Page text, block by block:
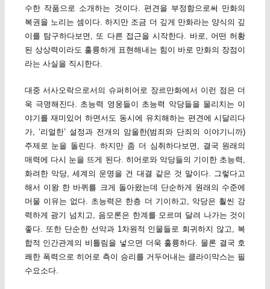
수한 작품으로 소개하는 것이다. 편견을 부정함으로써 만화의
복권을 노리는 셈이다. 하지만 조금 더 깊게 만화라는 양식의 깊
이를 탐구하다보면, 또 다른 접근을 시작한다. 바로, 어떤 허황
된 상상력이라도 훌륭하게 표현해내는 힘이 바로 만화의 장점이
라는 사실을 직시한다.
대중 서사오락으로서의 슈퍼히어로 장르만화에서 이런 점은 더
욱 극명해진다. 초능력 영웅들이 초능력 악당들을 물리치는 이
야기를 재미있어 하면서도 동시에 유치해하는 편견에 시달리다
가, ‘리얼한’ 설정과 전개의 암울한(범죄와 단죄의 이야기니까)
주제로 눈을 돌린다. 하지만 좀 더 심취하다보면, 결국 원래의
매력에 다시 눈을 뜨게 된다. 히어로와 악당들의 기이한 초능력,
화려한 악당, 세계의 운명을 건 대결 같은 것 말이다. 그렇다고
해서 이왕 한 바퀴를 크게 돌아왔는데 단순하게 원래의 수준에
머물 이유는 없다. 초능력은 한층 더 기이하고, 악당은 훨씬 강
력하게 광기 넘치고, 음모론은 한계를 모르며 달려 나가는 것이
좋다. 또한 단순한 선악과 1차원적 인물들로 회귀하지 않고, 복
합적 인간관계의 비틀림을 넣으면 더욱 훌륭하다. 물론 결국 호
쾌한 폭력으로 히어로 측이 승리를 거두어내는 클라이막스는 필
수요소다.